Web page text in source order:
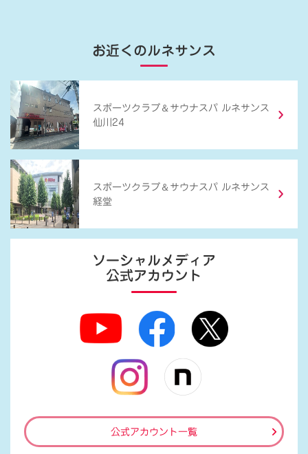
お近くのルネサンス
スポーツクラブ ＆ サウナスパ ルネサンス
仙川24
スポーツクラブ ＆ サウナスパ ルネサンス
経堂
ソーシャルメディア
公式アカウント
公式アカウント一覧